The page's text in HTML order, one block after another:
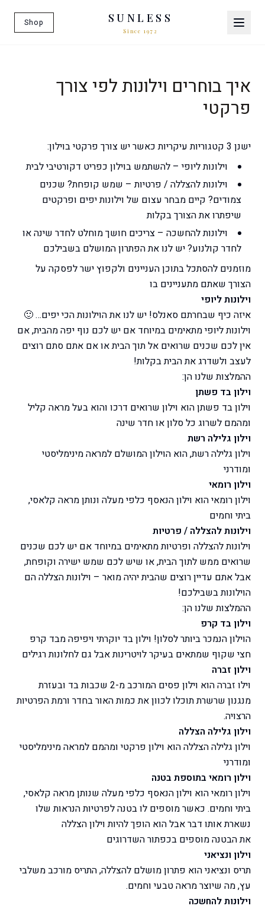
SUNLESS
Since 1972
Shop
איך בוחרים וילונות לפי צורך
פרקטי
ישנן 3 קטגוריות עיקריות כאשר יש צורך פרקטי בוילון:
וילונות ליופי – להשתמש בוילון כפריט דקורטיבי לבית
וילונות להצללה / פרטיות– שמש קופחת? שכנים
צמודים? קיים מבחר עצום של וילונות יפים ופרקטים
שיפתרו את הצורך בקלות
וילונות להחשכה – צריכים חושך מוחלט לחדר שינה או
לחדר קולנוע? יש לנו את הפתרון המושלם בשבילכם
מוזמנים להסתכל בתוכן העניינים ולקפוץ ישר לפסקה על
הצורך שאתם מתעניינים בו
וילונות ליופי
איזה כיף שבחרתם סאנלס! יש לנו את הוילונות הכי יפים… 🙂
וילונות ליופי מתאימים במיוחד אם יש לכם נוף יפה מהבית, אם
אין לכם שכנים שרואים אל תוך הבית או אם אתם סתם רוצים
לעצב ולשדרג את הבית בקלות!
ההמלצות שלנו הן:
וילון בד פשתן
וילון בד פשתן הוא וילון שרואים דרכו והוא בעל מראה קליל
ומהמם לשרוג כל סלון או חדר שינה
וילון גלילה רשת
וילון גלילה רשת, הוא הוילון המושלם למראה מינימליסטי
ומודרני
וילון רומאי
וילון רומאי הוא וילון הנאסף כלפי מעלה ונותן מראה קלאסי,
ביתי וחמים
וילונות להצללה / פרטיות
וילונות להצללה ופרטיות מתאימים במיוחד אם יש לכם שכנים
שרואים ממש לתוך הבית, או שיש לכם שמש ישירה וקופחת,
אבל אתם עדיין רוצים שהבית יהיה מואר – וילונות הצללה הם
הוילונות בשבילכם!
ההמלצות שלנו הן:
וילון בד קרפ
הוילון הנמכר ביותר לסלון! וילון בד יוקרתי ויפיפה מבד קרפ
חצי שקוף שמתאים בעיקר לויטרינות אבל גם לחלונות רגילים
וילון זברה
וילו זברה הוא וילון פסים המורכב מ-2 שכבות בד ובעזרת
מנגנון שרשרת תוכלו לכוון את כמות האור בחדר ורמת הפרטיות
הרצויה.
וילון גלילה הצללה
וילון גלילה הצללה הוא וילון פרקטי ומהמם למראה מינימליסטי
ומודרני
וילון רומאי בתוספת בטנה
וילון רומאי הוא וילון הנאסף כלפי מעלה שנותן מראה קלאסי,
ביתי וחמים. כאשר מוספים לו בטנה לפרטיות הנראות שלו
נשארת אותו דבר אבל הוא הופך להיות וילון הצללה
את הבטנה מוספים בכפתור השדרוגים
וילון ונציאני
תריס ונציאני הוא פתרון מושלם להצללה, התריס מורכב משלבי
עץ, מה שיוצר מראה טבעי וחמים.
וילונות להחשכה